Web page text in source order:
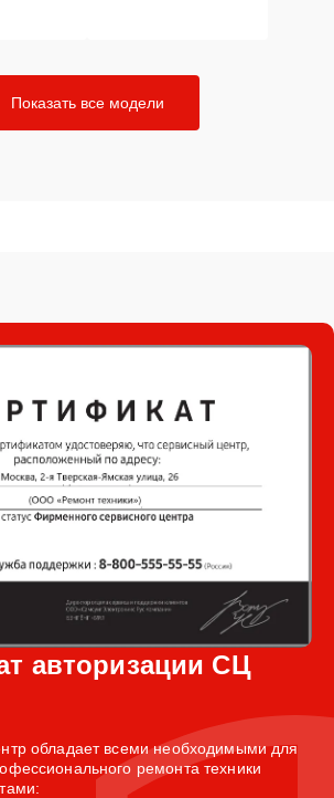
Показать все модели
авторизации СЦ
обладает всеми необходимыми для
ремонта техники